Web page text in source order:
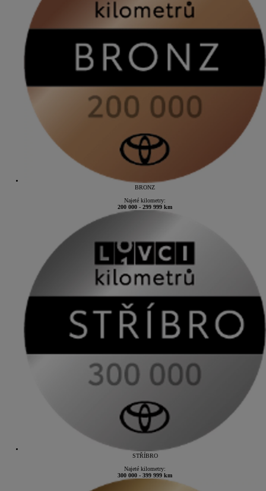
BRONZ
Najeté kilometry:
200 000 - 299 999 km
STŘÍBRO
Najeté kilometry:
300 000 - 399 999 km